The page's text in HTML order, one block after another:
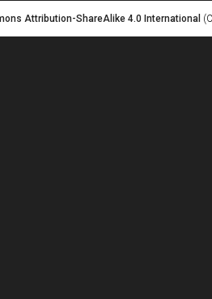
Attribution-ShareAlike 4.0 International